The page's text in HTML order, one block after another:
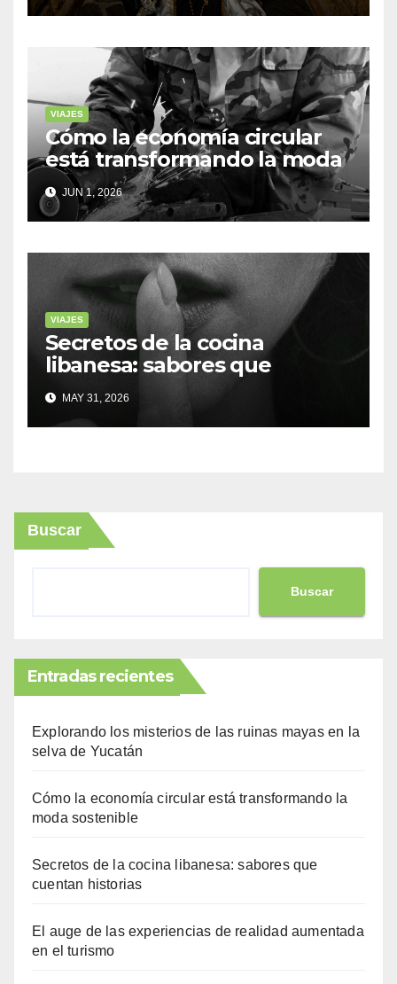
VIAJES
Cómo la economía circular
está transformando la moda
sostenible
JUN 1, 2026
VIAJES
Secretos de la cocina
libanesa: sabores que
cuentan historias
MAY 31, 2026
Buscar
Buscar
Entradas recientes
Explorando los misterios de las ruinas mayas en la
selva de Yucatán
Cómo la economía circular está transformando la
moda sostenible
Secretos de la cocina libanesa: sabores que
cuentan historias
El auge de las experiencias de realidad aumentada
en el turismo